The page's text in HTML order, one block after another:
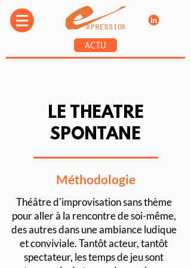
ACTU
LE THEATRE
SPONTANE
Méthodologie
Théâtre d'improvisation sans thème
pour aller à la rencontre de soi-même,
des autres dans une ambiance ludique
et conviviale. Tantôt acteur, tantôt
spectateur, les temps de jeu sont